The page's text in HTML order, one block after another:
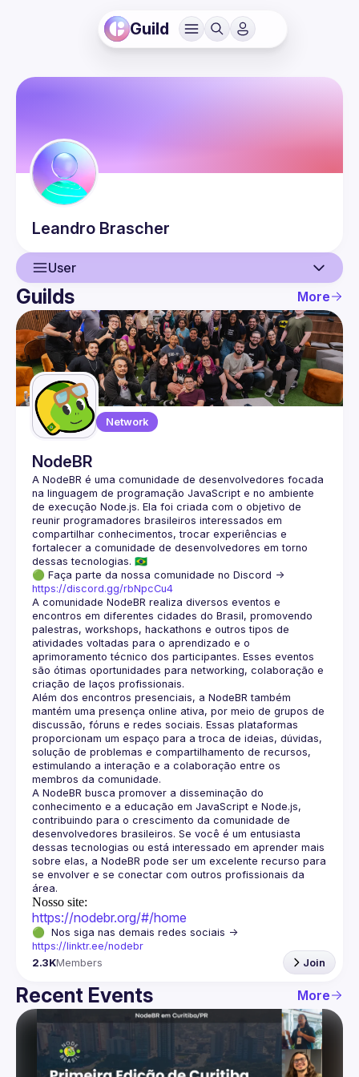
Guild
Leandro Brascher
User
User
Events
Guilds
Guilds More
Network
NodeBR
A NodeBR é uma comunidade de desenvolvedores focada
na linguagem de programação JavaScript e no ambiente
de execução Node.js. Ela foi criada com o objetivo de
reunir programadores brasileiros interessados em
compartilhar conhecimentos, trocar experiências e
fortalecer a comunidade de desenvolvedores em torno
🟢 Faça parte da nossa comunidade no Discord ->
https://discord.gg/rbNpcCu4
A comunidade NodeBR realiza diversos eventos e
encontros em diferentes cidades do Brasil, promovendo
palestras, workshops, hackathons e outros tipos de
atividades voltadas para o aprendizado e o
aprimoramento técnico dos participantes. Esses eventos
são ótimas oportunidades para networking, colaboração e
Além dos encontros presenciais, a NodeBR também
mantém uma presença online ativa, por meio de grupos de
discussão, fóruns e redes sociais. Essas plataformas
proporcionam um espaço para a troca de ideias, dúvidas,
solução de problemas e compartilhamento de recursos,
estimulando a interação e a colaboração entre os
A NodeBR busca promover a disseminação do
conhecimento e a educação em JavaScript e Node.js,
contribuindo para o crescimento da comunidade de
desenvolvedores brasileiros. Se você é um entusiasta
dessas tecnologias ou está interessado em aprender mais
sobre elas, a NodeBR pode ser um excelente recurso para
se envolver e se conectar com outros profissionais da
Nosso site:
https://nodebr.org/#/home
https://linktr.ee/nodebr
2.3KMembers Join
Recent Events More